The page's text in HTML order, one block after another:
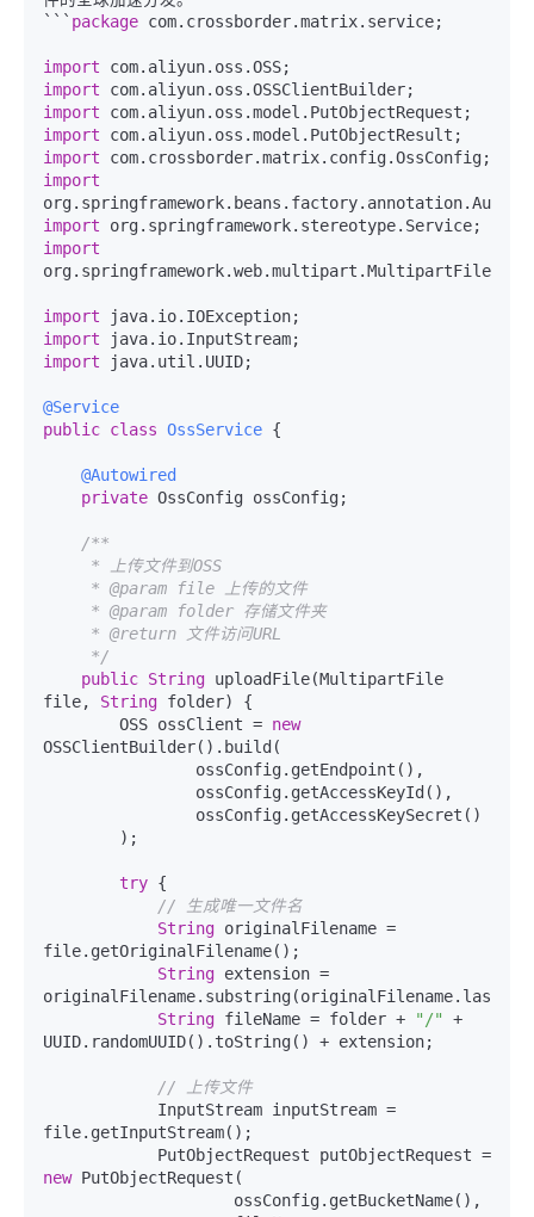
``` package com.crossborder.matrix.service;
import
import
import
import
import
import
import
import
org.springframework.web.multipart.MultipartFile;
import
import
import java.util.UUID;
@Service
public class OssService {
@Autowired
private OssConfig ossConfig;
/**
     */
public String uploadFile(MultipartFile
file, String folder) {
        OSS ossClient =
new
OSSClientBuilder().build(
try {
// 生成唯一文件名
String originalFilename =
file.getOriginalFilename();
String extension =
String fileName = folder + "/"
+
UUID.randomUUID().toString() + extension;
// 上传文件
file.getInputStream();
new PutObjectRequest(